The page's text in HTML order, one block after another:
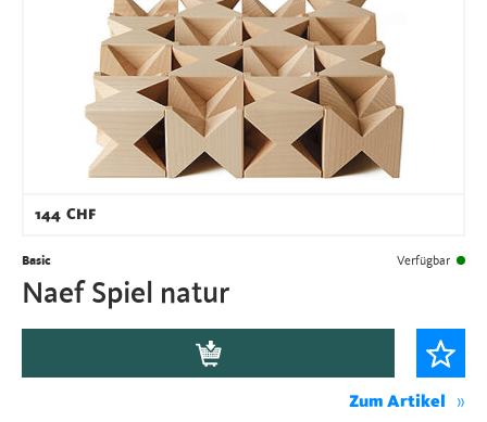
144 CHF
Basic Verfügbar
Naef Spiel natur
Zum Artikel